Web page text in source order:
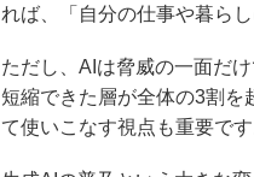
れば、「自分の仕事や暮ら
ただし、AIは脅威の一面だ
短縮できた層が全体の3割を
て使いこなす視点も重要です